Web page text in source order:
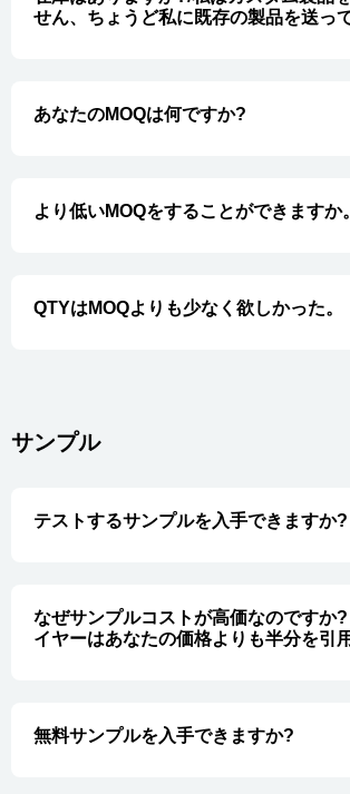
せん、ちょうど私に既存の製品を送っ
あなたのMOQは何ですか?
より低いMOQをすることができますか。
QTYはMOQよりも少なく欲しかった。
サンプル
テストするサンプルを入手できますか?
なぜサンプルコストが高価なのですか
イヤーはあなたの価格よりも半分を引
無料サンプルを入手できますか?